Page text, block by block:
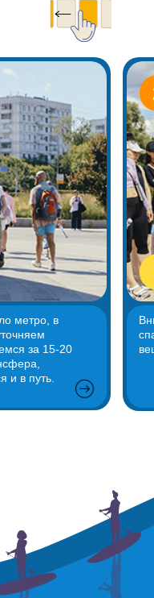
метро, в
за 15-20
и в путь.